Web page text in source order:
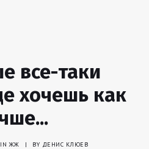
все-таки
хочешь как
INЖЖ | BY ДЕНИС КЛЮЕВ